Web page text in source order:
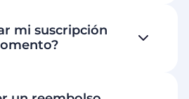
mi suscripción